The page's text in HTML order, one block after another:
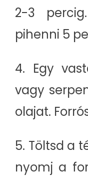
2-3
pihenni 5
4. Egy
vagy
olajat.
5. Töltsd a
nyomj a